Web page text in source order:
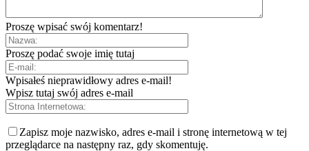
Proszę wpisać swój komentarz!
Proszę podać swoje imię tutaj
Wpisałeś nieprawidłowy adres e-mail!
Wpisz tutaj swój adres e-mail
Zapisz moje nazwisko, adres e-mail i stronę internetową w tej
przeglądarce na następny raz, gdy skomentuję.